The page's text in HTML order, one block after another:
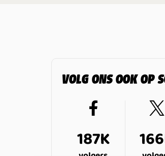
VOLG ONS OOK OP
187K